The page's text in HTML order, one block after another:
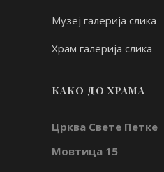
Музеј галерија слика
Храм галерија слика
КАКО ДО ХРАМА
Црква Свете Петке
Мовтица 15